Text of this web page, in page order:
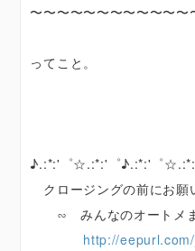
〜〜〜〜〜〜〜〜〜〜〜〜
ってこと。
♪.:*:'゜☆.:*:'゜♪.:*:'゜☆.:*:
クロージングの前にお願
∽ みんなのオートメ
http://